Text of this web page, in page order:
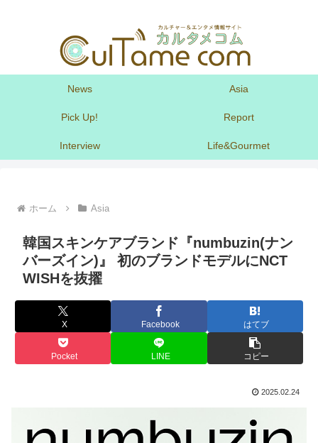
News Asia
Pick Up! Report
Interview Life&Gourmet
ホーム Asia
韓国スキンケアブランド『numbuzin(ナン
バーズイン)』 初のブランドモデルにNCT
WISHを抜擢
X Facebook はてブ
Pocket LINE コピー
2025.02.24